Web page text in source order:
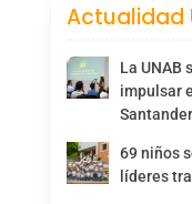
Actualidad
La UNAB
impulsar
Santander
69 niños
líderes